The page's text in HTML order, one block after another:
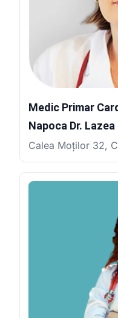
Medic Primar
Napoca Dr. Lazea
Calea Moților 32,